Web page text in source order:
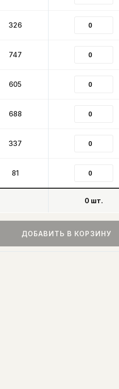
326
747
605
688
337
81
0 шт.
ДОБАВИТЬ В КОРЗИНУ